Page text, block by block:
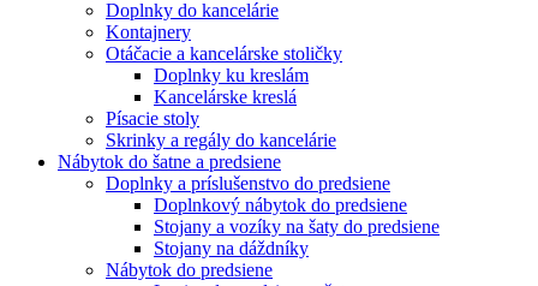
Doplnky do kancelárie
Kontajnery
Otáčacie a kancelárske stoličky
Doplnky ku kreslám
Kancelárske kreslá
Písacie stoly
Skrinky a regály do kancelárie
Nábytok do šatne a predsiene
Doplnky a príslušenstvo do predsiene
Doplnkový nábytok do predsiene
Stojany a vozíky na šaty do predsiene
Stojany na dáždníky
Nábytok do predsiene